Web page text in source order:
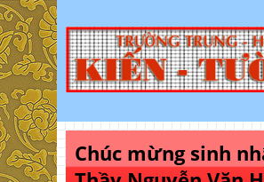
Chúc mừng sinh